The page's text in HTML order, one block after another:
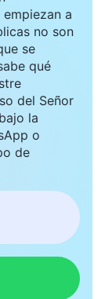
a
no son
se
qué
del Señor
la
o
de